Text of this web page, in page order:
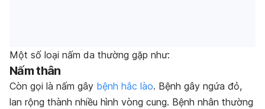
Một số loại nấm da thường gặp như:
Nấm thân
Còn gọi là nấm gây bệnh hắc lào. Bệnh gây ngứa đỏ,
lan rộng thành nhiều hình vòng cung. Bệnh nhân thường